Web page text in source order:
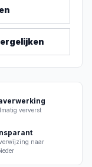
ververst
naar